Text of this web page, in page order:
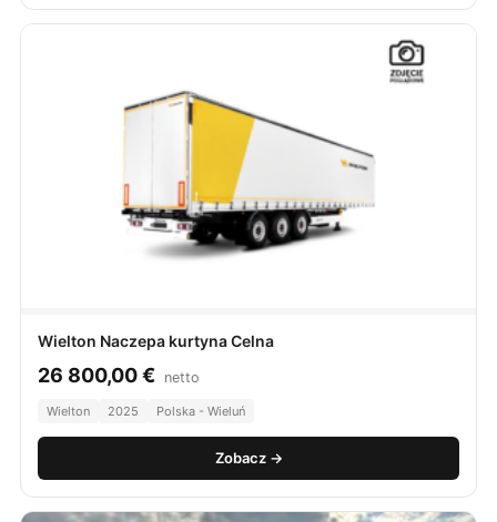
Wielton Naczepa kurtyna Celna
26 800,00€ netto
Wielton 2025 Polska - Wieluń
Zobacz →